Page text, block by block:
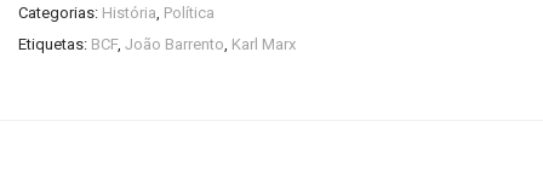
Categorias: História, Política
Etiquetas: BCF, João Barrento, Karl Marx